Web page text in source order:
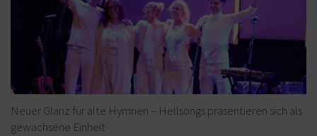
Neuer Glanz für alte Hymnen – Hellsongs präsentieren sich als
gewachsene Einheit